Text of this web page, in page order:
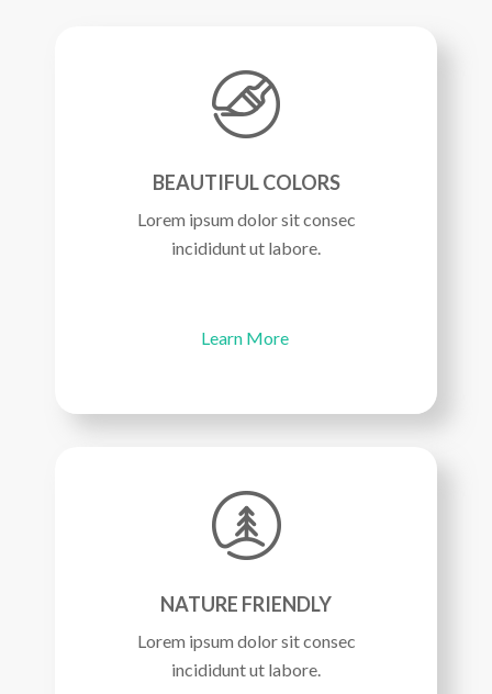
BEAUTIFUL COLORS
Lorem ipsum dolor sit consec
incididunt ut labore.
Learn More
NATURE FRIENDLY
Lorem ipsum dolor sit consec
incididunt ut labore.